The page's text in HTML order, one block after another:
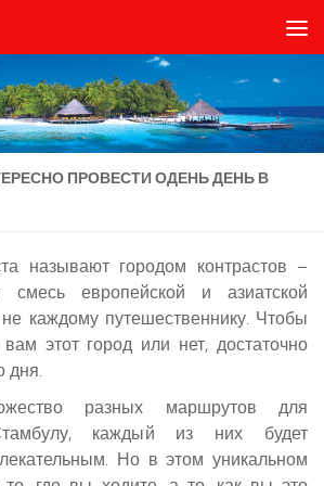
ПРОВЕСТИ ОДЕНЬ ДЕНЬ В
называют городом контрастов –
смесь европейской и азиатской
не каждому путешественнику. Чтобы
этот город или нет, достаточно
дня.
разных маршрутов для
каждый из них будет
Но в этом уникальном